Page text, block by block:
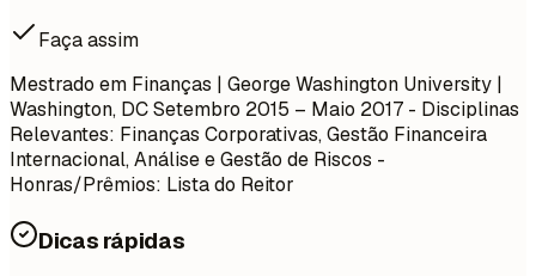
Faça assim
Mestrado em Finanças | George Washington University |
Washington, DCSetembro 2015 – Maio 2017 - Disciplinas
Relevantes: Finanças Corporativas, Gestão Financeira
Internacional, Análise e Gestão de Riscos -
Honras/Prêmios: Lista do Reitor
Dicas rápidas